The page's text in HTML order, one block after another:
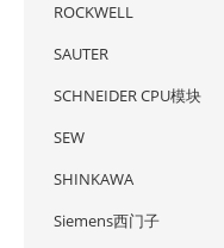
ROCKWELL
SAUTER
SCHNEIDER CPU模块
SEW
SHINKAWA
Siemens西门子